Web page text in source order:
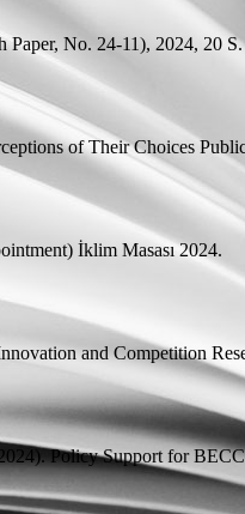
Paper, No. 24-11), 2024, 20 S.
of Their Choices
İklim Masası 2024.
and Competition
Policy Support for